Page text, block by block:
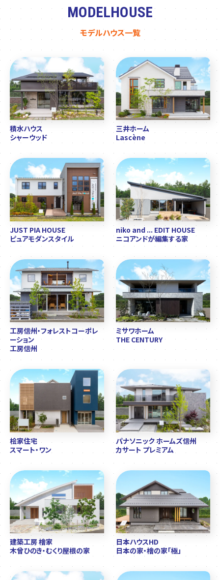
MODELHOUSE
モデルハウス一覧
積水ハウス
シャーウッド
三井ホーム
Lascène
JUST PIA HOUSE
ピュアモダンスタイル
niko and ... EDIT HOUSE
ニコアンドが編集する家
工房信州・フォレストコーポレ
ーション
工房信州
ミサワホーム
THE CENTURY
桧家住宅
スマート・ワン
パナソニック ホームズ信州
カサート プレミアム
建築工房 檜家
木曾ひのき・むくり屋根の家
日本ハウスHD
日本の家・檜の家「極」